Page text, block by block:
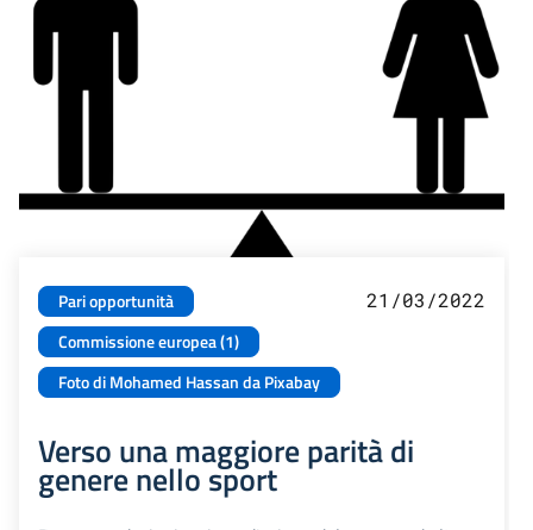
Pari opportunità
Commissione europea (1)
Foto di Mohamed Hassan da Pixabay
21/03/2022
Verso una maggiore parità di
genere nello sport